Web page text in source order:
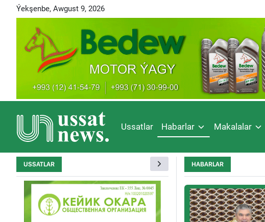
Ýekşenbe, Awgust 9, 2026
Ussatlar Habarlar Makalalar
HABARLAR
USSATLAR